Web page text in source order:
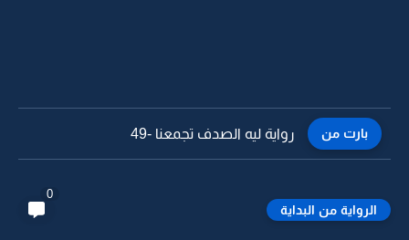
بارت من رواية ليه الصدف تجمعنا -48
الرواية من البداية
0